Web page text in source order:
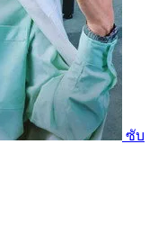
ซับ